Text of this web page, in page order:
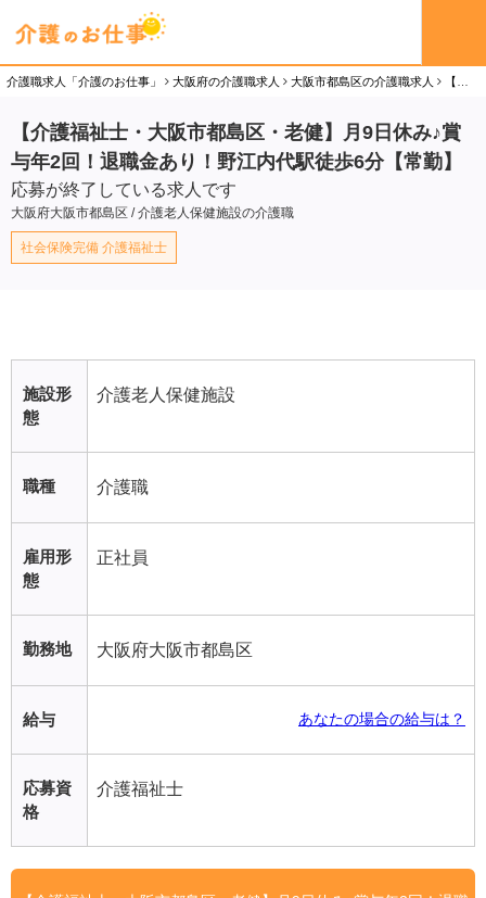
介護職求人「介護のお仕事」 大阪府の介護職求人 大阪市都島区の介護職求人 【介護福祉士・大阪市都島区・老健】月9日休み♪賞与年2回！退職金あり！野江内代駅徒歩6分【常勤】の介護職（正社員）求人
【介護福祉士・大阪市都島区・老健】月9日休み♪賞
与年2回！退職金あり！野江内代駅徒歩6分【常勤】
応募が終了している求人です
大阪府大阪市都島区 / 介護老人保健施設の介護職
社会保険完備 介護福祉士
施設形
態
介護老人保健施設
職種 介護職
雇用形
態
正社員
勤務地 大阪府大阪市都島区
給与 あなたの場合の給与は？
応募資
格
介護福祉士